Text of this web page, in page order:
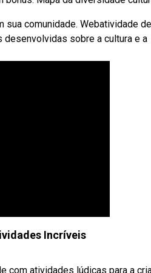
sua comunidade. Webatividade de
desenvolvidas sobre a cultura e a
Incríveis
com atividades lúdicas para a